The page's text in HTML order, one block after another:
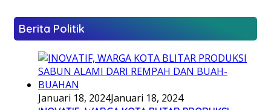
Berita Politik
Januari 18, 2024Januari 18, 2024